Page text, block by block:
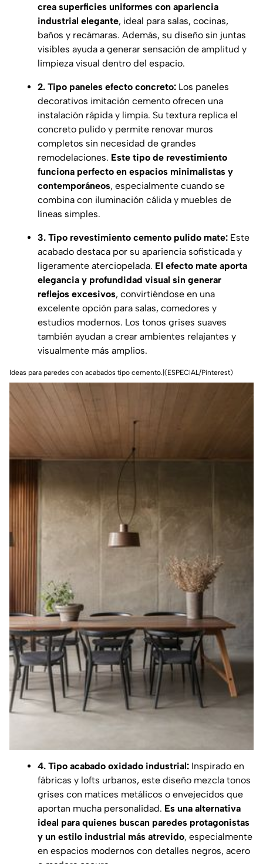
crea superficies uniformes con apariencia
industrial elegante, ideal para salas, cocinas,
baños y recámaras. Además, su diseño sin juntas
visibles ayuda a generar sensación de amplitud y
limpieza visual dentro del espacio.
2. Tipo paneles efecto concreto: Los paneles
decorativos imitación cemento ofrecen una
instalación rápida y limpia. Su textura replica el
concreto pulido y permite renovar muros
completos sin necesidad de grandes
remodelaciones. Este tipo de revestimiento
funciona perfecto en espacios minimalistas y
contemporáneos, especialmente cuando se
combina con iluminación cálida y muebles de
líneas simples.
3. Tipo revestimiento cemento pulido mate: Este
acabado destaca por su apariencia sofisticada y
ligeramente aterciopelada. El efecto mate aporta
elegancia y profundidad visual sin generar
reflejos excesivos, convirtiéndose en una
excelente opción para salas, comedores y
estudios modernos. Los tonos grises suaves
también ayudan a crear ambientes relajantes y
visualmente más amplios.
Ideas para paredes con acabados tipo cemento.|(ESPECIAL/Pinterest)
4. Tipo acabado oxidado industrial: Inspirado en
fábricas y lofts urbanos, este diseño mezcla tonos
grises con matices metálicos o envejecidos que
aportan mucha personalidad. Es una alternativa
ideal para quienes buscan paredes protagonistas
y un estilo industrial más atrevido, especialmente
en espacios modernos con detalles negros, acero